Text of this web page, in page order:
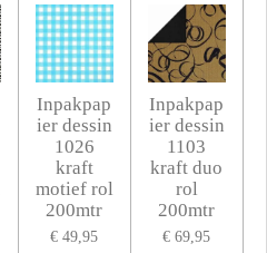
Inpakpap
ier dessin
1026
kraft
motief rol
200mtr
€ 49,95
Inpakpap
ier dessin
1103
kraft duo
rol
200mtr
€ 69,95